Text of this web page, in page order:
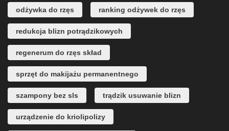
odżywka do rzęs ranking odżywek do rzęs
redukcja blizn potrądzikowych
regenerum do rzęs skład
sprzęt do makijażu permanentnego
szampony bez sls trądzik usuwanie blizn
urządzenie do kriolipolizy